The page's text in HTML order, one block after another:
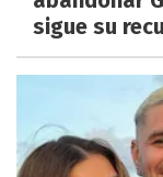
sigue su